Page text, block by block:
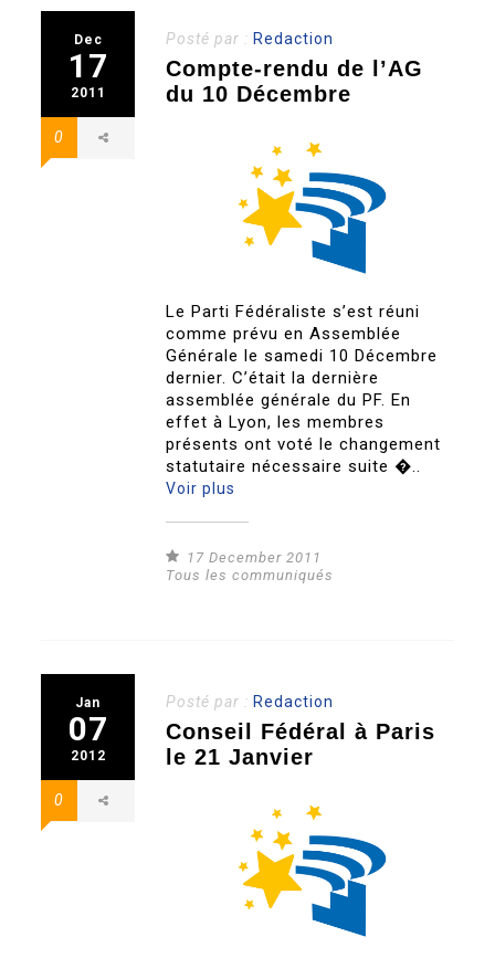
Dec
17
2011
0
Posté par : Redaction
Compte-rendu de l’AG
du 10 Décembre
Le Parti Fédéraliste s’est réuni
comme prévu en Assemblée
Générale le samedi 10 Décembre
dernier. C’était la dernière
assemblée générale du PF. En
effet à Lyon, les membres
présents ont voté le changement
statutaire nécessaire suite �..
Voir plus
17 December 2011
Tous les communiqués
Jan
07
2012
0
Posté par : Redaction
Conseil Fédéral à Paris
le 21 Janvier